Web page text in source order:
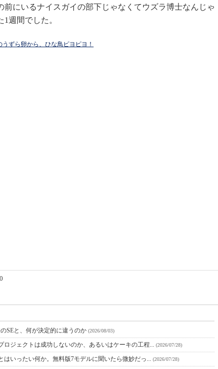
前にいるナイスガイの部下じゃなくてウズラ博士なんじゃ
週間でした。
ずら卵から、ひな鳥ピヨピヨ！
SEと、何が決定的に違うのか (2026/08/03)
ロジェクトは成功しないのか、あるいはケーキの工程... (2026/07/28)
はいったい何か。無料版7モデルに聞いたら微妙だっ... (2026/07/28)